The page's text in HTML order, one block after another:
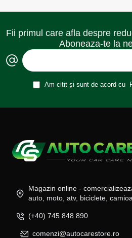
Fii primul care afla despre
Aboneaza-te la
Am citit și sunt de acord cu
Magazin online -
auto, moto, atv, biciclete,
(+40) 745 848 890
comenzi@autocarestore.ro